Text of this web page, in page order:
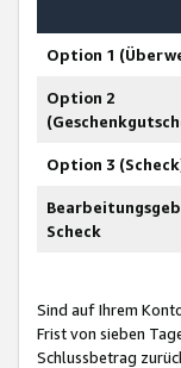
Option 1
Option 2
Option 3
Scheck
Sind auf Ihrem
Frist von sieben
Schlussbetrag